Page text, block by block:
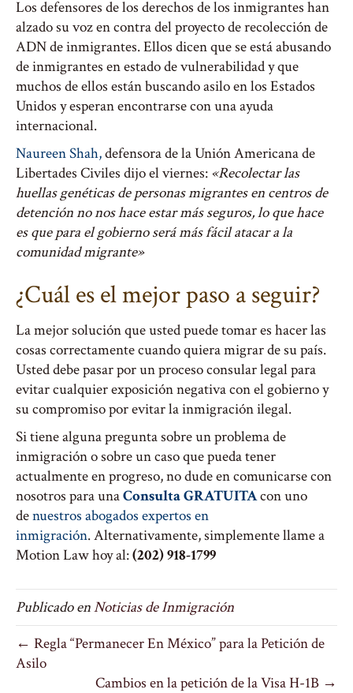
Los defensores de los derechos de los inmigrantes han
alzado su voz en contra del proyecto de recolección de
ADN de inmigrantes. Ellos dicen que se está abusando
de inmigrantes en estado de vulnerabilidad y que
muchos de ellos están buscando asilo en los Estados
Unidos y esperan encontrarse con una ayuda
internacional.
Naureen Shah,defensora de la Unión Americana de
Libertades Civiles dijo el viernes: «Recolectar las
huellas genéticas de personas migrantes en centros de
detención no nos hace estar más seguros, lo que hace
es que para el gobierno será más fácil atacar a la
comunidad migrante»
¿Cuál es el mejor paso a seguir?
La mejor solución que usted puede tomar es hacer las
cosas correctamente cuando quiera migrar de su país.
Usted debe pasar por un proceso consular legal para
evitar cualquier exposición negativa con el gobierno y
su compromiso por evitar la inmigración ilegal.
Si tiene alguna pregunta sobre un problema de
inmigración o sobre un caso que pueda tener
actualmente en progreso, no dude en comunicarse con
nosotros para unaConsulta GRATUITAcon uno
denuestros abogados expertos en
inmigración. Alternativamente, simplemente llame a
Motion Law hoy al:(202) 918-1799
Publicado enNoticias de Inmigración
← Regla “Permanecer En México” para la Petición de
Asilo
Cambios en la petición de la Visa H-1B →